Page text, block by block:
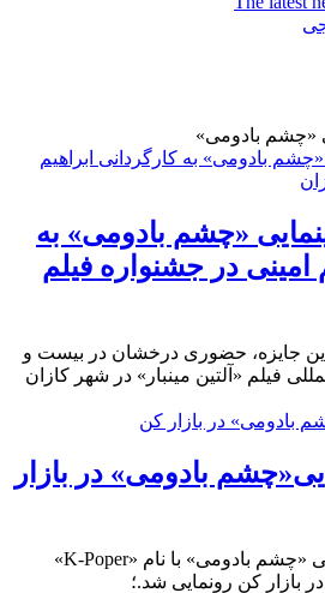
«چشم بادومی»
«چشم بادومی» به
امینی در جشنواره فیلم
جایزه، حضوری درخشان در بیست و
فیلم «آلتین مینبار» در شهر کازان
بادومی» در بازار
پوستر خارجی فیلم سینمایی «چشم بادومی» با نام «K-Poper»
بازار کن رونمایی شد.؛